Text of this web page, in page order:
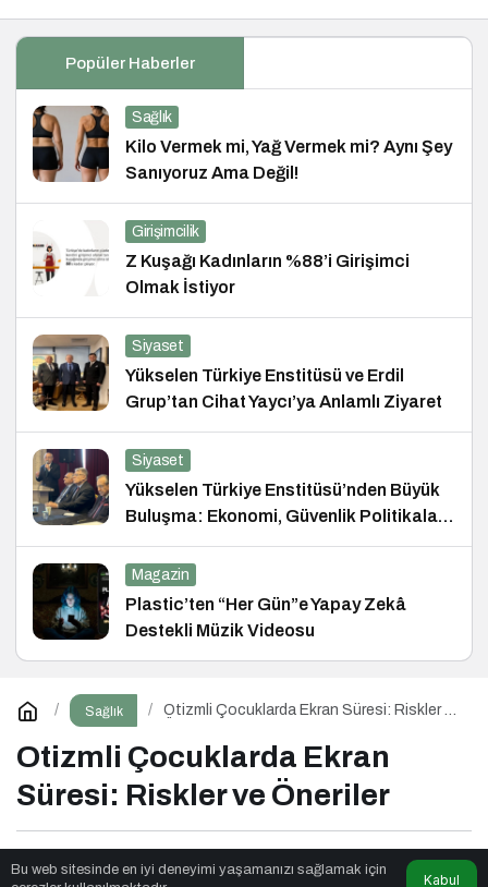
Popüler Haberler
Sağlık
Kilo Vermek mi, Yağ Vermek mi? Aynı Şey
Sanıyoruz Ama Değil!
Girişimcilik
Z Kuşağı Kadınların %88’i Girişimci
Olmak İstiyor
Siyaset
Yükselen Türkiye Enstitüsü ve Erdil
Grup’tan Cihat Yaycı’ya Anlamlı Ziyaret
Siyaset
Yükselen Türkiye Enstitüsü’nden Büyük
Buluşma: Ekonomi, Güvenlik Politikaları
ve Hukuk Konferansı
Magazin
Plastic’ten “Her Gün”e Yapay Zekâ
Destekli Müzik Videosu
Sağlık
Otizmli Çocuklarda Ekran Süresi: Riskler ve
Otizmli Çocuklarda Ekran
Süresi: Riskler ve Öneriler
Qibsattarafından yayınlandı
Bu web sitesinde en iyi deneyimi yaşamanızı sağlamak için
Kabul